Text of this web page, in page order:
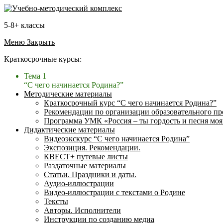
5-8+ классы
Меню Закрыть
Краткосрочные курсы:
Тема 1
“С чего начинается Родина?”
Методические материалы
Краткосрочный курс “С чего начинается Родина?”
Рекомендации по организации образовательного
Программа УМК «Россия – ты гордость и песня
Дидактические материалы
Видеоэкскурс “С чего начинается Родина”
Экспозиция. Рекомендации.
КВЕСТ+ путевые листы
Раздаточные материалы
Статьи. Праздники и даты.
Аудио-иллюстрации
Видео-иллюстрации с текстами о Родине
Тексты
Авторы. Исполнители
Инструкции по созданию медиа